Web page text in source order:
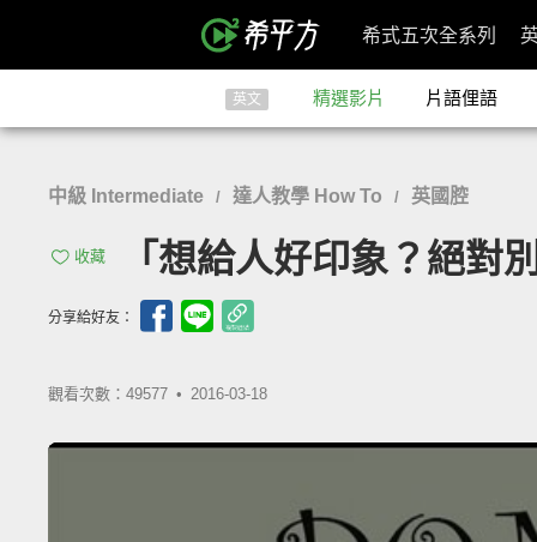
希式五次全系列
英文 精選影片 片語俚語
中級 Intermediate / 達人教學 How To / 英國腔
收藏 「想給人好印象？絕
分享給好友：
觀看次數：49577 • 2016-03-18